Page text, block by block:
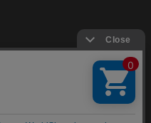
©FRIENDS CO.,LTD.